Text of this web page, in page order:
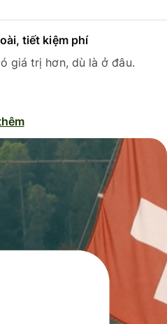
tiết kiệm phí
giá trị hơn, dù là ở đâu.